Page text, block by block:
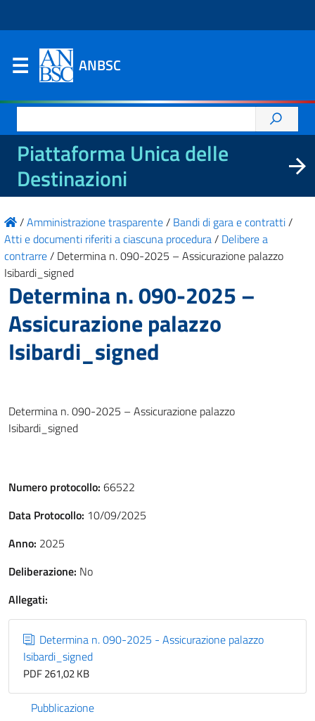
ANBSC
per:
Piattaforma Unica delle
Destinazioni
/Amministrazione trasparente/ Bandi di gara e contratti/
Atti e documenti riferiti a ciascuna procedura/ Delibere a
contrarre/ Determina n. 090-2025 – Assicurazione palazzo
Isibardi_signed
Determina n. 090-2025 –
Assicurazione palazzo
Isibardi_signed
Determina n. 090-2025 – Assicurazione palazzo
Isibardi_signed
Numero protocollo: 66522
Data Protocollo: 10/09/2025
Anno: 2025
Deliberazione: No
Allegati:
Determina n. 090-2025 - Assicurazione palazzo
Isibardi_signed
PDF 261,02 KB
Pubblicazione